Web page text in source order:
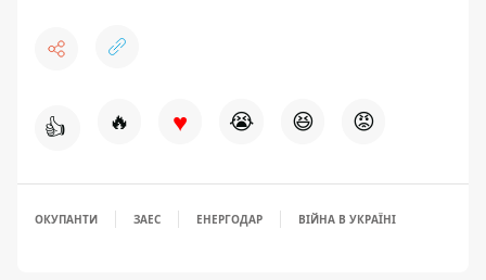
👍 🔥 ♥ 😭 😆 😡
ОКУПАНТИ ЗАЕС ЕНЕРГОДАР ВІЙНА В УКРАЇНІ